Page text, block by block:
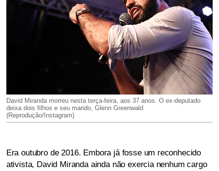
David Miranda morreu nesta terça-feira, aos 37 anos. O ex-deputado
deixa dois filhos e seu marido, Glenn Greenwald
(Reprodução/Instagram)
Era outubro de 2016. Embora já fosse um reconhecido
ativista, David Miranda ainda não exercia nenhum cargo